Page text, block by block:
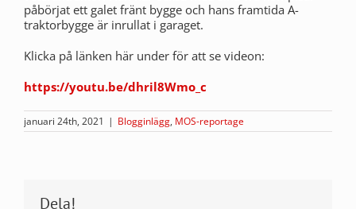
påbörjat ett galet fränt bygge och hans framtida A-
traktorbygge är inrullat i garaget.
Klicka på länken här under för att se videon:
https://youtu.be/dhril8Wmo_c
januari 24th, 2021 | Blogginlägg, MOS-reportage
Dela!